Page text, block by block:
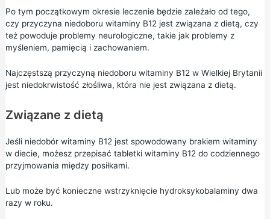
Po tym początkowym okresie leczenie będzie zależało od tego,
czy przyczyna niedoboru witaminy B12 jest związana z dietą, czy
też powoduje problemy neurologiczne, takie jak problemy z
myśleniem, pamięcią i zachowaniem.
Najczęstszą przyczyną niedoboru witaminy B12 w Wielkiej Brytanii
jest niedokrwistość złośliwa, która nie jest związana z dietą.
Związane z dietą
Jeśli niedobór witaminy B12 jest spowodowany brakiem witaminy
w diecie, możesz przepisać tabletki witaminy B12 do codziennego
przyjmowania między posiłkami.
Lub może być konieczne wstrzyknięcie hydroksykobalaminy dwa
razy w roku.